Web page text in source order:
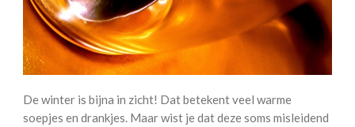
De winter is bijna in zicht! Dat betekent veel warme
soepjes en drankjes. Maar wist je dat deze soms misleidend